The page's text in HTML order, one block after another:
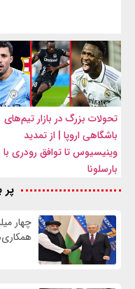
تحولات بزرگ در بازار تیم‌های
باشگاهی اروپا | از تمدید
وینیسیوس تا توافق رودری با
بارسلونا
پر
چهار